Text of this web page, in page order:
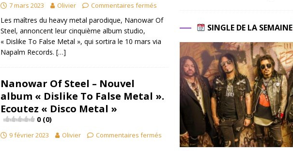
7 mars 2023 Olivier Commentaires fermés
Les maîtres du heavy metal parodique, Nanowar Of
Steel, annoncent leur cinquième album studio,
« Dislike To False Metal », qui sortira le 10 mars via
Napalm Records. […]
Nanowar Of Steel – Nouvel
album « Dislike To False Metal ».
Ecoutez « Disco Metal »
0 (0)
9 février 2023 Olivier Commentaires fermés
SINGLE DE LA SEMAINE